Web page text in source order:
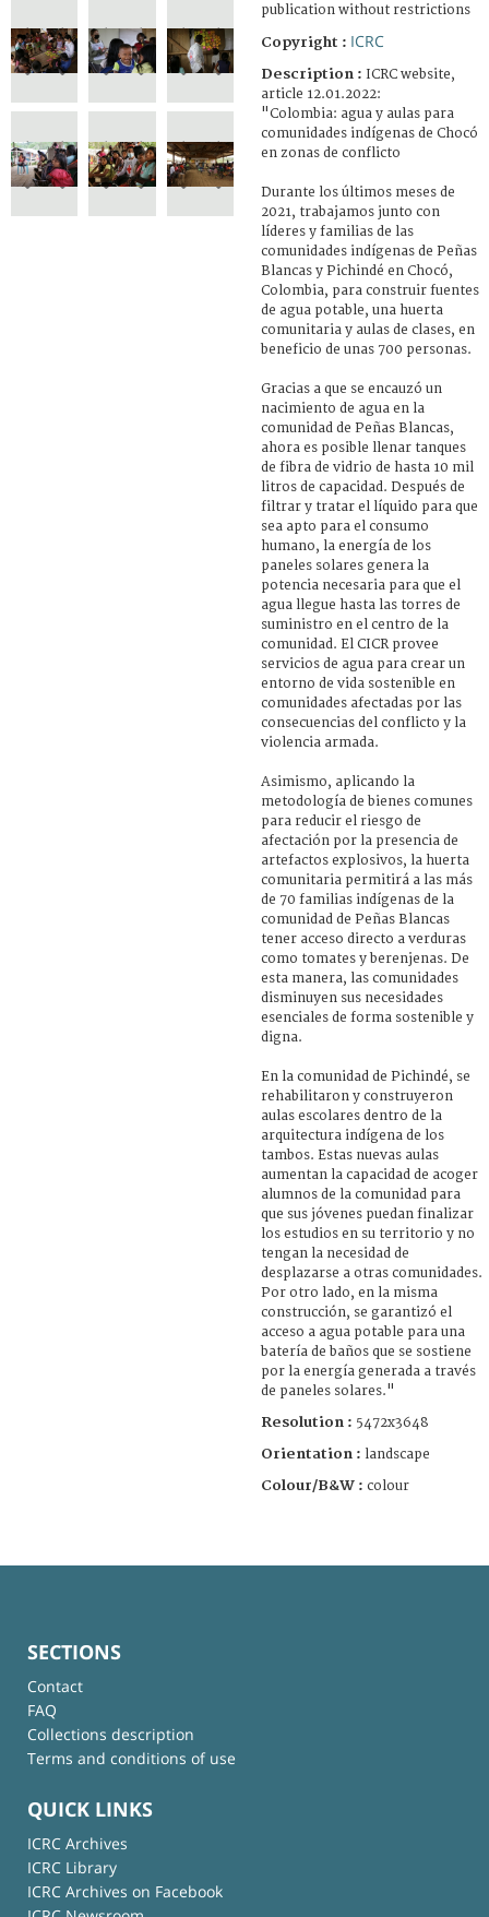
publication without restrictions
Copyright : ICRC
Description : ICRC website,
article 12.01.2022:
"Colombia: agua y aulas para
comunidades indígenas de Chocó
en zonas de conflicto
Durante los últimos meses de
2021, trabajamos junto con
líderes y familias de las
comunidades indígenas de Peñas
Blancas y Pichindé en Chocó,
Colombia, para construir fuentes
de agua potable, una huerta
comunitaria y aulas de clases, en
beneficio de unas 700 personas.
Gracias a que se encauzó un
nacimiento de agua en la
comunidad de Peñas Blancas,
ahora es posible llenar tanques
de fibra de vidrio de hasta 10 mil
litros de capacidad. Después de
filtrar y tratar el líquido para que
sea apto para el consumo
humano, la energía de los
paneles solares genera la
potencia necesaria para que el
agua llegue hasta las torres de
suministro en el centro de la
comunidad. El CICR provee
servicios de agua para crear un
entorno de vida sostenible en
comunidades afectadas por las
consecuencias del conflicto y la
violencia armada.
Asimismo, aplicando la
metodología de bienes comunes
para reducir el riesgo de
afectación por la presencia de
artefactos explosivos, la huerta
comunitaria permitirá a las más
de 70 familias indígenas de la
comunidad de Peñas Blancas
tener acceso directo a verduras
como tomates y berenjenas. De
esta manera, las comunidades
disminuyen sus necesidades
esenciales de forma sostenible y
digna.
En la comunidad de Pichindé, se
rehabilitaron y construyeron
aulas escolares dentro de la
arquitectura indígena de los
tambos. Estas nuevas aulas
aumentan la capacidad de acoger
alumnos de la comunidad para
que sus jóvenes puedan finalizar
los estudios en su territorio y no
tengan la necesidad de
desplazarse a otras comunidades.
Por otro lado, en la misma
construcción, se garantizó el
acceso a agua potable para una
batería de baños que se sostiene
por la energía generada a través
de paneles solares."
Resolution : 5472x3648
Orientation : landscape
Colour/B&W : colour
SECTIONS
Contact
FAQ
Collections description
Terms and conditions of use
QUICK LINKS
ICRC Archives
ICRC Library
ICRC Archives on Facebook